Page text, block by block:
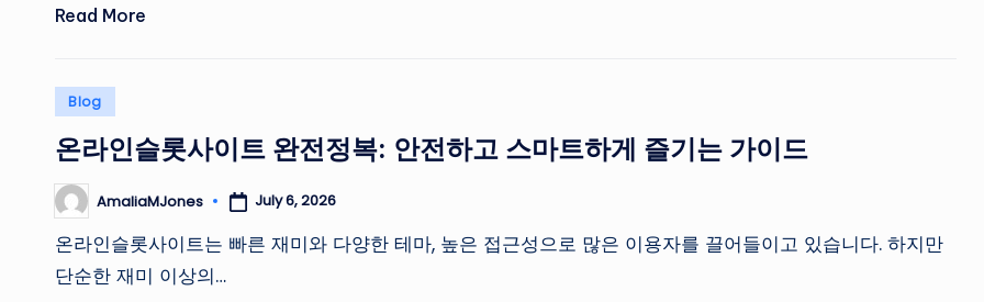
Read More
Posted
Blog
온라인슬롯사이트 완전정복: 안전하고 스마트하게 즐기는 가이드
Posted
by
AmaliaMJones July 6, 2026
온라인슬롯사이트는 빠른 재미와 다양한 테마, 높은 접근성으로 많은 이용자를 끌어들이고 있습니다. 하지만
단순한 재미 이상의…